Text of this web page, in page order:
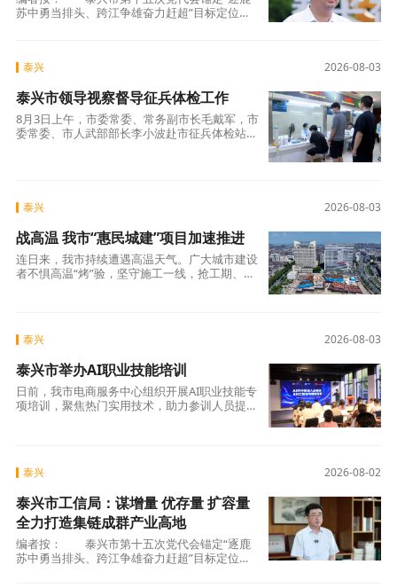
苏中勇当排头、跨江争雄奋力赶超”目标定位，
2026-08-03
泰兴
泰兴市领导视察督导征兵体检工作
8月3日上午，市委常委、常务副市长毛戴军，市
委常委、市人武部部长李小波赴市征兵体检站，
2026-08-03
泰兴
战高温 我市“惠民城建”项目加速推进
连日来，我市持续遭遇高温天气。广大城市建设
者不惧高温“烤”验，坚守施工一线，抢工期、抓
2026-08-03
泰兴
泰兴市举办AI职业技能培训
日前，我市电商服务中心组织开展AI职业技能专
项培训，聚焦热门实用技术，助力参训人员提升
2026-08-02
泰兴
泰兴市工信局：谋增量 优存量 扩容量
全力打造集链成群产业高地
编者按： 泰兴市第十五次党代会锚定“逐鹿
苏中勇当排头、跨江争雄奋力赶超”目标定位，